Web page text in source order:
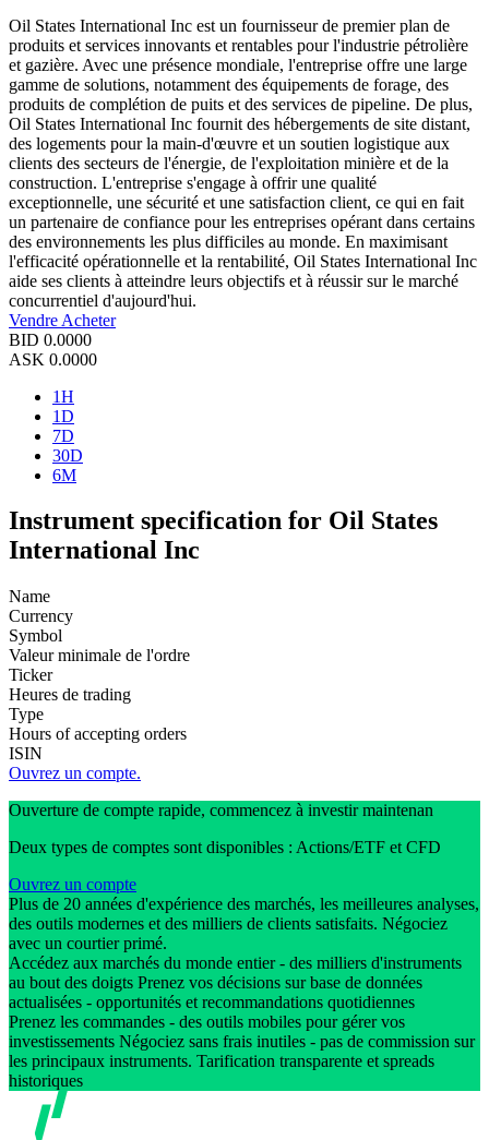
Oil States International Inc est un fournisseur de premier plan de
produits et services innovants et rentables pour l'industrie pétrolière
et gazière. Avec une présence mondiale, l'entreprise offre une large
gamme de solutions, notamment des équipements de forage, des
produits de complétion de puits et des services de pipeline. De plus,
Oil States International Inc fournit des hébergements de site distant,
des logements pour la main-d'œuvre et un soutien logistique aux
clients des secteurs de l'énergie, de l'exploitation minière et de la
construction. L'entreprise s'engage à offrir une qualité
exceptionnelle, une sécurité et une satisfaction client, ce qui en fait
un partenaire de confiance pour les entreprises opérant dans certains
des environnements les plus difficiles au monde. En maximisant
l'efficacité opérationnelle et la rentabilité, Oil States International Inc
aide ses clients à atteindre leurs objectifs et à réussir sur le marché
concurrentiel d'aujourd'hui.
Vendre Acheter
BID 0.0000
ASK 0.0000
1H
1D
7D
30D
6M
Instrument specification for Oil States
International Inc
Name
Currency
Symbol
Valeur minimale de l'ordre
Ticker
Heures de trading
Type
Hours of accepting orders
ISIN
Ouvrez un compte.
Ouverture de compte rapide, commencez à investir maintenan
Deux types de comptes sont disponibles : Actions/ETF et CFD
Ouvrez un compte
Plus de 20 années d'expérience des marchés, les meilleures analyses,
des outils modernes et des milliers de clients satisfaits. Négociez
avec un courtier primé.
Accédez aux marchés du monde entier - des milliers d'instruments
au bout des doigts Prenez vos décisions sur base de données
actualisées - opportunités et recommandations quotidiennes
Prenez les commandes - des outils mobiles pour gérer vos
investissements Négociez sans frais inutiles - pas de commission sur
les principaux instruments. Tarification transparente et spreads
historiques